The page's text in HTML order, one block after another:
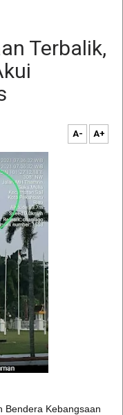
Terbalik,
A- A+
Bendera Kebangsaan